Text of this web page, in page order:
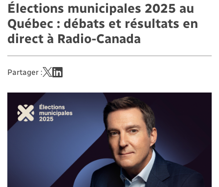
Élections municipales 2025 au
Québec : débats et résultats en
direct à Radio-Canada
Partager :